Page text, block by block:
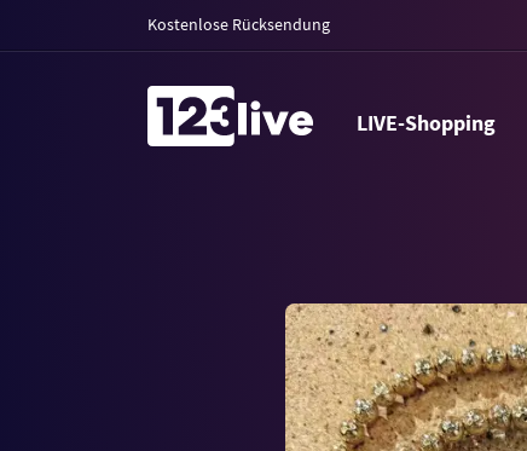
Kostenlose Rücksendung
LIVE-Shopping